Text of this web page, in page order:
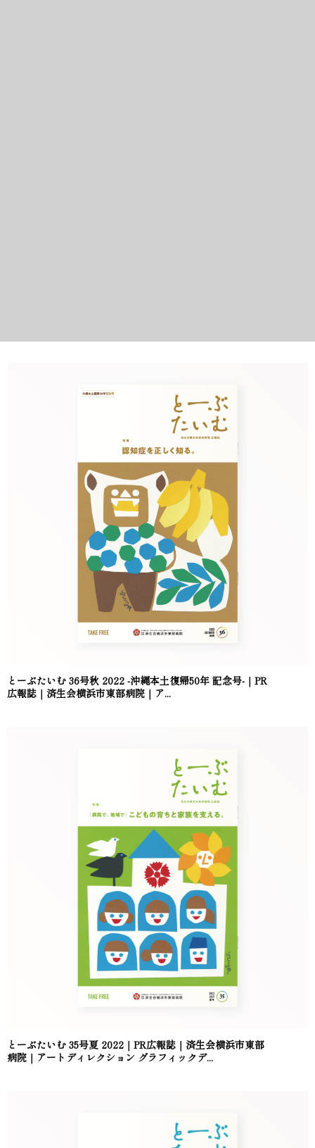
とーぶたいむ 36号秋 2022 -沖縄本土復帰50年 記念号-｜PR
広報誌｜済生会横浜市東部病院｜ア...
とーぶたいむ 35号夏 2022｜PR広報誌｜済生会横浜市東部
病院｜アートディレクション グラフィックデ...